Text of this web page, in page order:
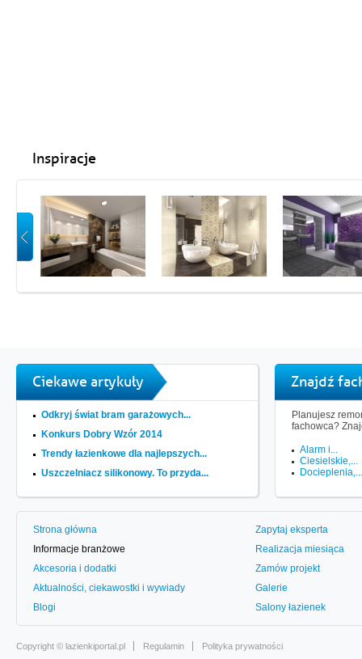
Inspiracje
Ciekawe artykuły
Odkryj świat bram garażowych...
Konkurs Dobry Wzór 2014
Trendy łazienkowe dla najlepszych...
Uszczelniacz silikonowy. To przyda...
Znajdź
Planujesz
fachowca?
Alarm i...
Ciesielskie,...
Docieplenia,...
Strona główna
Informacje branżowe
Akcesoria i dodatki
Aktualności, ciekawostki i wywiady
Blogi
Zapytaj eksperta
Realizacja miesiąca
Zamów projekt
Galerie
Salony łazienek
Copyright © lazienkiportal.pl Regulamin Polityka prywatności